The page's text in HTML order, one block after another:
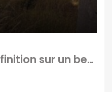
A vendre villa T4 à finition sur un beau terrain de 874 m2 avec vue imprenable sur les montagnes à Ambohidratrimo